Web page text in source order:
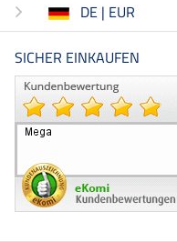
DE | EUR
SICHER EINKAUFEN